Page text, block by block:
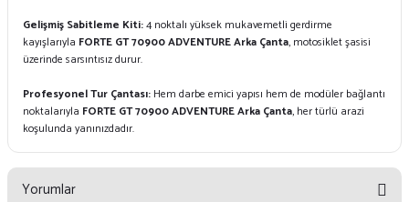
Gelişmiş Sabitleme Kiti:4 noktalı yüksek mukavemetli gerdirme
kayışlarıyla FORTE GT 70900 ADVENTURE Arka Çanta, motosiklet şasisi
üzerinde sarsıntısız durur.
Profesyonel Tur Çantası: Hem darbe emici yapısı hem de modüler bağlantı
noktalarıyla FORTE GT 70900 ADVENTURE Arka Çanta, her türlü arazi
koşulunda yanınızdadır.
Yorumlar